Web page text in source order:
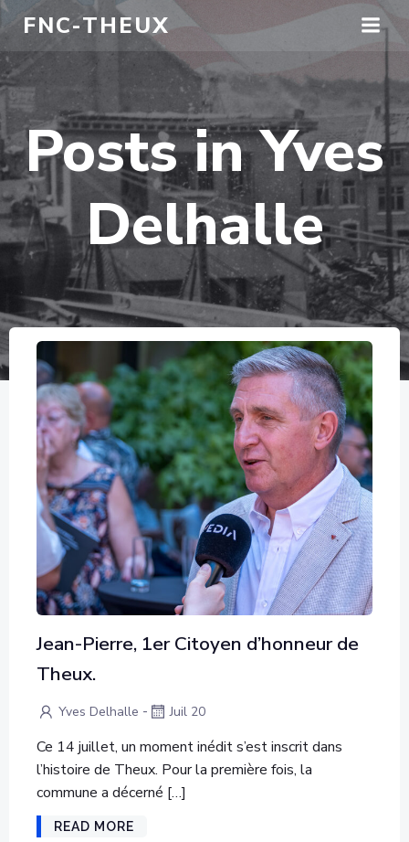
contenu
FNC-THEUX
Posts inYves
Delhalle
Jean-Pierre, 1er Citoyen d’honneur de
Theux.
Yves Delhalle - Juil 20
Ce 14 juillet, un moment inédit s’est inscrit dans
l’histoire de Theux. Pour la première fois, la
commune a décerné […]
READ MORE